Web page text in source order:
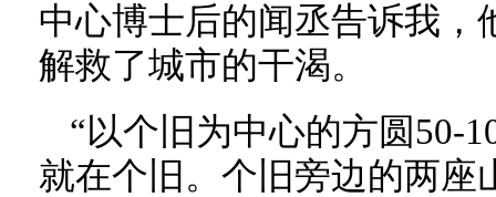
中心博士后的闻丞告诉我，
解救了城市的干渴。
“以个旧为中心的方圆50-
就在个旧。个旧旁边的两座